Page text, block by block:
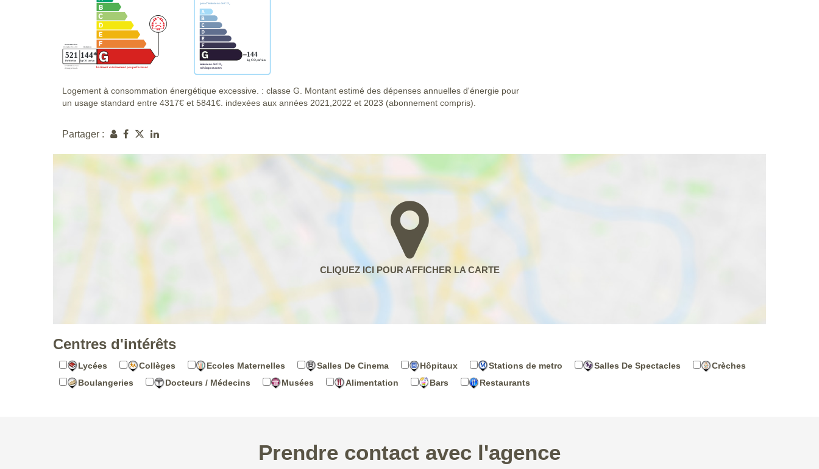
Logement à consommation énergétique excessive. : classe G. Montant estimé des dépenses annuelles d'énergie pour
un usage standard entre 4317€ et 5841€. indexées aux années 2021,2022 et 2023 (abonnement compris).
Partager :
Centres d'intérêts
Lycées Collèges Ecoles Maternelles Salles De Cinema Hôpitaux Stations de metro Salles De Spectacles
Crèches
Boulangeries
Docteurs / Médecins Musées Alimentation Bars Restaurants
Prendre contact avec l'agence